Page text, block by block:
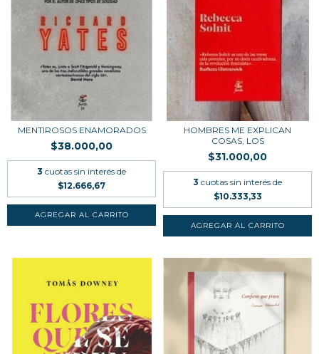
MENTIROSOS ENAMORADOS
$38.000,00
3 cuotas sin interés de
$12.666,67
HOMBRES ME EXPLICAN
COSAS, LOS
$31.000,00
3 cuotas sin interés de
$10.333,33